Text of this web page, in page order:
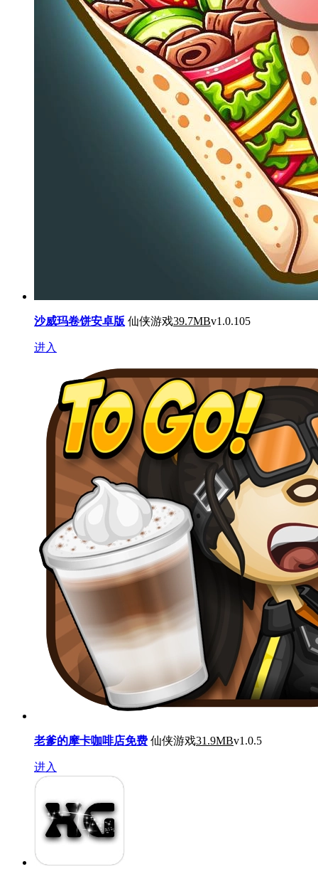
沙威玛卷饼安卓版 仙侠游戏39.7MBv1.0.105
进入
老爹的摩卡咖啡店免费 仙侠游戏31.9MBv1.0.5
进入